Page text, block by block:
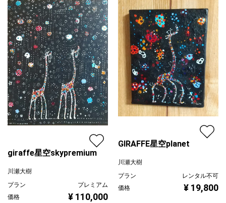
配送目安
二週間以内
giraffe星空skypremium
川瀬大樹
プラン
プレミアム
価格
¥ 110,000
GIRAFFE星空planet
川瀬大樹
プラン
レンタル不可
価格
¥ 19,800